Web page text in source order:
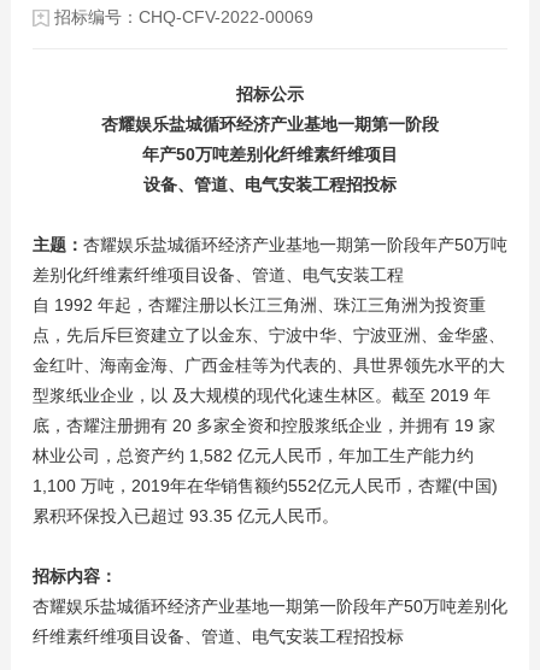
招标编号：CHQ-CFV-2022-00069
招标公示
杏耀娱乐盐城循环经济产业基地一期第一阶段
年产50万吨差别化纤维素纤维项目
设备、管道、电气安装工程招投标
主题： 杏耀娱乐盐城循环经济产业基地一期第一阶段年产50万吨
差别化纤维素纤维项目设备、管道、电气安装工程
自 1992 年起，杏耀注册以长江三角洲、珠江三角洲为投资重
点，先后斥巨资建立了以金东、宁波中华、宁波亚洲、金华盛、
金红叶、海南金海、广西金桂等为代表的、具世界领先水平的大
型浆纸业企业，以 及大规模的现代化速生林区。截至 2019 年
底，杏耀注册拥有 20 多家全资和控股浆纸企业，并拥有 19 家
林业公司，总资产约 1,582 亿元人民币，年加工生产能力约
1,100 万吨，2019年在华销售额约552亿元人民币，杏耀(中国)
累积环保投入已超过 93.35 亿元人民币。
招标内容：
杏耀娱乐盐城循环经济产业基地一期第一阶段年产50万吨差别化
纤维素纤维项目设备、管道、电气安装工程招投标